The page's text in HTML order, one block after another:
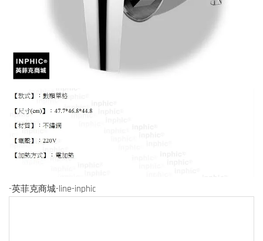
-英菲克商城-line-inphic